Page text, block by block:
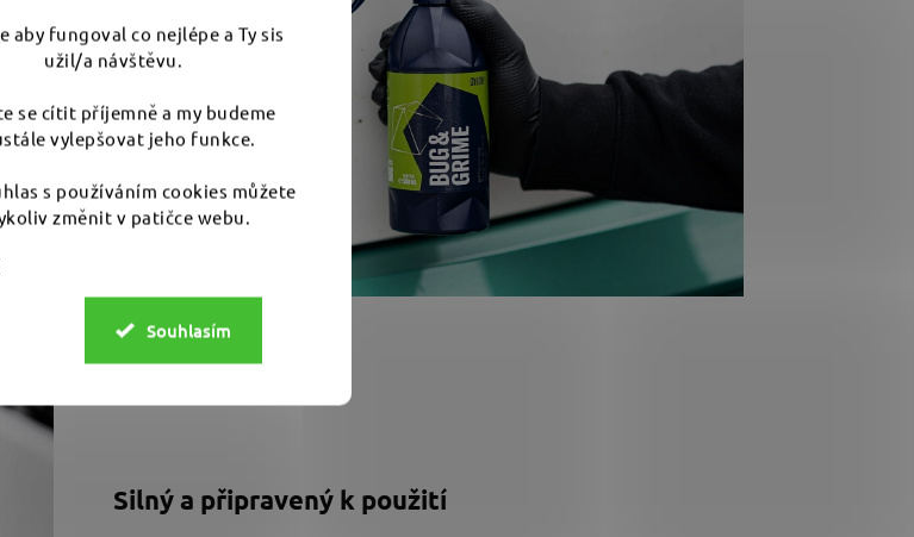
aby fungoval co nejlépe a Ty sis
užil/a návštěvu.
se cítit příjemně a my budeme
vylepšovat jeho funkce.
s používáním cookies můžete
změnit v patičce webu.
Souhlasím
vosků.
Silný a připravený k použití